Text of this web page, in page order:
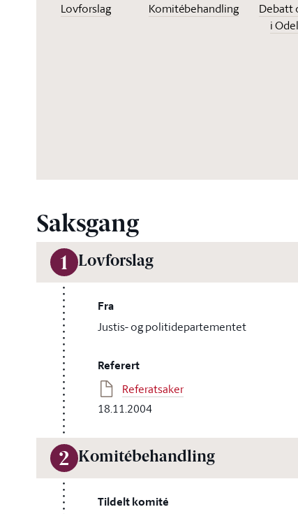
Lovforslag Komitébehandling
Debatt
i
Saksgang
1 Lovforslag
Fra
Justis- og politidepartementet
Referert
Referatsaker
18.11.2004
2 Komitébehandling
Tildelt komité